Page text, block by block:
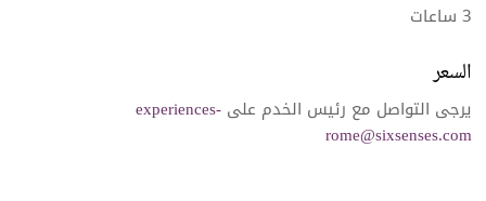
3 ساعات
السعر
يرجى التواصل مع رئيس الخدم علىexperiences-
rome@sixsenses.com